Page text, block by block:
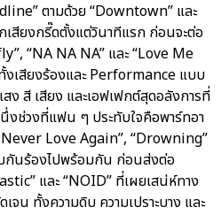
ตามด้วย “Downtown” และ
สียงกรี๊ดตั้งแต่วินาทีแรก ก่อนจะต่อ
“NA NA NA” และ “Love Me
เสียงร้องและ Performance แบบ
สี เสียง และเอฟเฟกต์สุดอลังการที่
งช่วงที่แฟน ๆ ประทับใจคือพาร์ทอา
Love Again”, “Drowning”
กันร้องไปพร้อมกัน ก่อนส่งต่อ
และ “NOID” ที่เผยเสน่ห์ทาง
จน ทั้งความดิบ ความเปราะบาง และ